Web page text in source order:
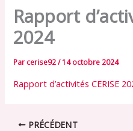
Rapport
2024
Par cerise92/14 octobre 2024
Rapport d’activités CERISE
PRÉCÉDENT